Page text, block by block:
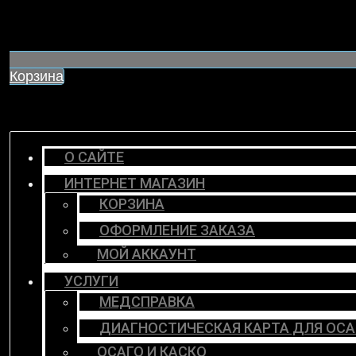
Корзина
О САЙТЕ
ИНТЕРНЕТ МАГАЗИН
КОРЗИНА
ОФОРМЛЕНИЕ ЗАКАЗА
МОЙ АККАУНТ
УСЛУГИ
МЕДСПРАВКА
ДИАГНОСТИЧЕСКАЯ КАРТА ДЛЯ
ОСАГО И КАСКО